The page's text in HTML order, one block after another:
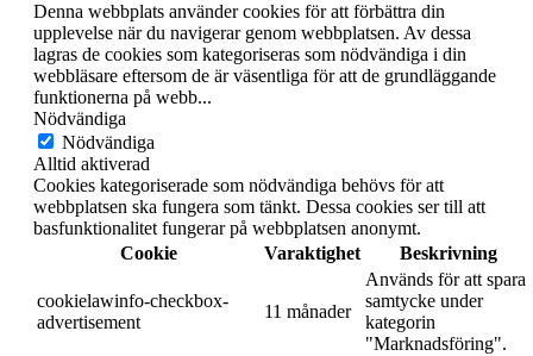
Denna webbplats använder cookies för att förbättra din
upplevelse när du navigerar genom webbplatsen. Av dessa
lagras de cookies som kategoriseras som nödvändiga i din
webbläsare eftersom de är väsentliga för att de grundläggande
funktionerna på webb...
Nödvändiga
Nödvändiga
Alltid aktiverad
Cookies kategoriserade som nödvändiga behövs för att
webbplatsen ska fungera som tänkt. Dessa cookies ser till att
basfunktionalitet fungerar på webbplatsen anonymt.
Cookie
Varaktighet Beskrivning
cookielawinfo-checkbox-
advertisement
11 månader
Används för att spara
samtycke under
kategorin
"Marknadsföring".